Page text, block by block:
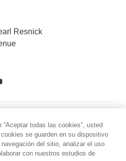
Resnick
“Aceptar todas las cookies”, usted
se guarden en su dispositivo
navegación del sitio, analizar el uso
con nuestros estudios de